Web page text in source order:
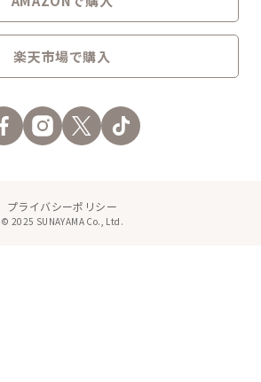
楽天市場で購入
© 2025 SUNAYAMA Co., Ltd.
プライバシーポリシー